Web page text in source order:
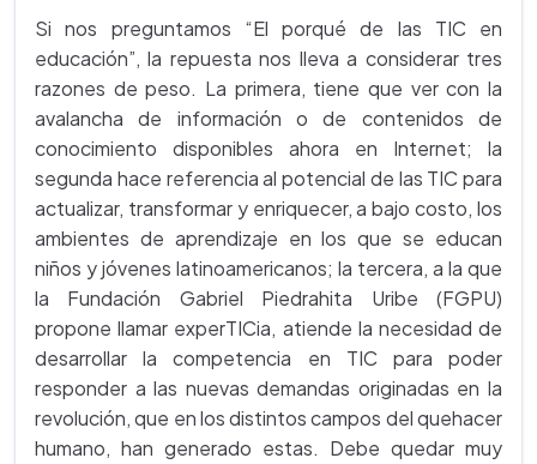
Si nos preguntamos “El porqué de las TIC en
educación”, la repuesta nos lleva a considerar tres
razones de peso. La primera, tiene que ver con la
avalancha de información o de contenidos de
conocimiento disponibles ahora en Internet; la
segunda hace referencia al potencial de las TIC para
actualizar, transformar y enriquecer, a bajo costo, los
ambientes de aprendizaje en los que se educan
niños y jóvenes latinoamericanos; la tercera, a la que
la Fundación Gabriel Piedrahita Uribe (FGPU)
propone llamar experTICia, atiende la necesidad de
desarrollar la competencia en TIC para poder
responder a las nuevas demandas originadas en la
revolución, que en los distintos campos del quehacer
humano, han generado estas. Debe quedar muy